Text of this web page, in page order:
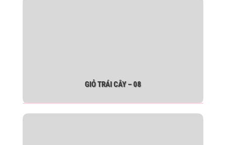
GIỎ TRÁI CÂY – 08